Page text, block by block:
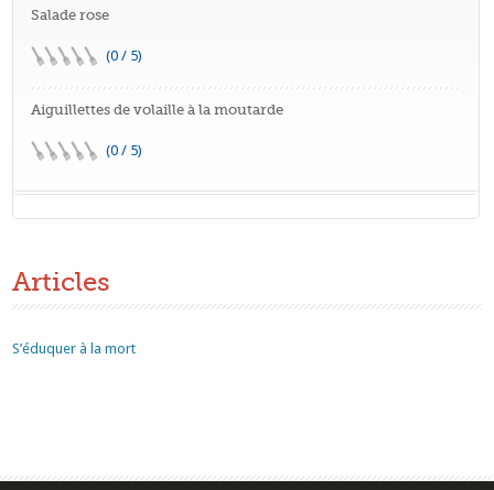
Salade rose
(0 / 5)
Aiguillettes de volaille à la moutarde
(0 / 5)
Articles
S’éduquer à la mort